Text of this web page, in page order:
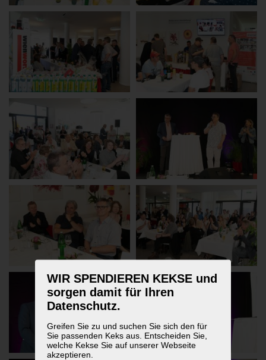
WIR SPENDIEREN KEKSE und
sorgen damit für Ihren
Datenschutz.
Greifen Sie zu und suchen Sie sich den für
Sie passenden Keks aus. Entscheiden Sie,
welche Kekse Sie auf unserer Webseite
akzeptieren.